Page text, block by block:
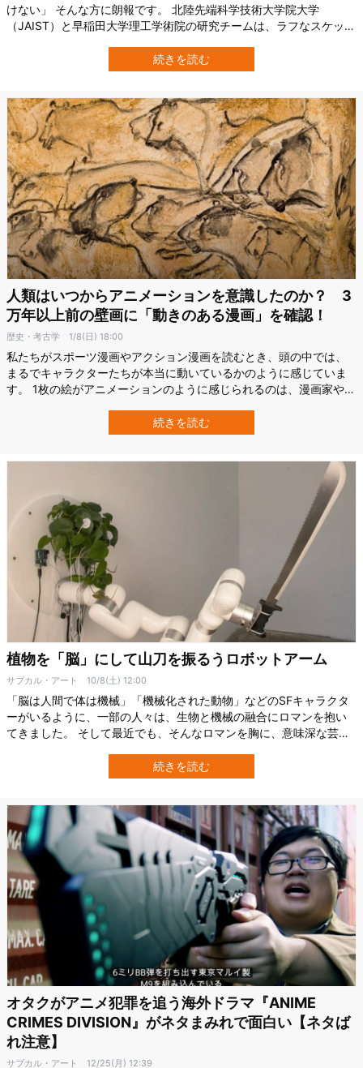
けない」 そんな方に朗報です。 北陸先端科学技術大学院大学
（JAIST）と早稲田大学理工学術院の研究チームは、ラフなスケッチ
しました。 これを使えば、絵心がなくても、頭の中に浮かんだアニ
メキャラを具現化することが可能です。 研究の詳細は、2023年7月
続きを読む
人類はいつからアニメーションを意識したのか？ 3
万年以上前の壁画に「動きのある漫画」を確認！
歴史・考古学 1/8(日) 18:00
私たちがスポーツ漫画やアクション漫画を読むとき、頭の中では、
まるでキャラクターたちが本当に動いているかのように感じていま
す。 1枚の絵がアニメーションのように感じられるのは、漫画家や芸
リエイターたちはどれほど昔から平面で「動き」を再現しようとし
てきたのでしょうか？ そのヒントは古代遺跡にありました。 1枚の
続きを読む
植物を「脳」にして山刀を振るうロボットアーム
サブカル・アート 10/8(土) 12:00
「脳は人間で体は機械」「機械化された動物」などのSFキャラクタ
ーがいるように、一部の人々は、生物と機械の融合にロマンを抱い
てきました。 そして最近でも、そんなロマンを胸に、意味深な芸術
エン氏は、植物を「脳」にしてロボットアームに山刀を振るわせた
のです。 植物の生体電位を利用してロボットアームを動かす「芸術
続きを読む
オタクがアニメ犯罪を追う海外ドラマ『ANIME
CRIMES DIVISION』がネタまみれで面白い【ネタば
れ注意】
サブカル・アート 12/25(月) 12:39